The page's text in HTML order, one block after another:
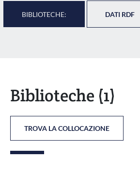
BIBLIOTECHE: DATI RDF
Biblioteche (1)
TROVA LA COLLOCAZIONE